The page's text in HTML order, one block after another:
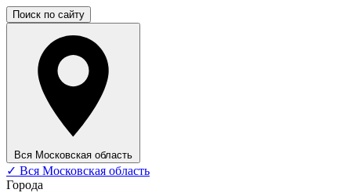
Поиск по сайту
Вся Московская область
✓ Вся Московская область
Города